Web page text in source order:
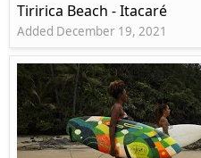
Tiririca Beach - Itacaré
Added December 19, 2021